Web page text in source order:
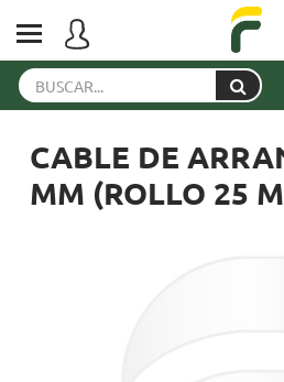
CABLE DE
MM (ROLLO 25